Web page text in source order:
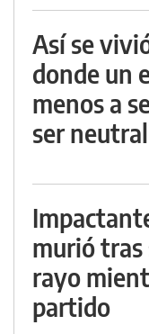
Así se
donde un
menos a
ser
murió tras
rayo
partido